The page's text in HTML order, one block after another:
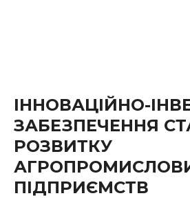
ІННОВАЦІЙНО-
ЗАБЕЗПЕЧЕННЯ
РОЗВИТКУ
ПІДПРИЄМСТВ